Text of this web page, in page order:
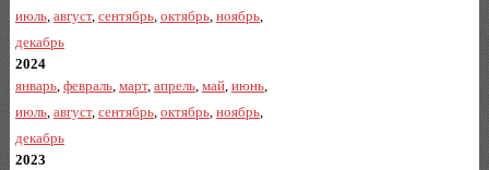
июль, август, сентябрь, октябрь, ноябрь,
декабрь
2024
январь, февраль, март, апрель, май, июнь,
июль, август, сентябрь, октябрь, ноябрь,
декабрь
2023